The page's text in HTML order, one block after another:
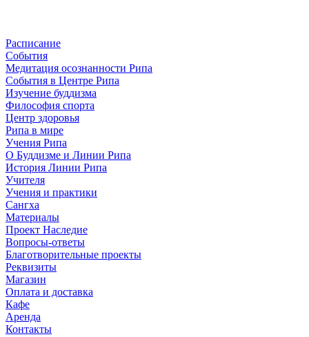
Расписание
События
Медитация осознанности Рипа
События в Центре Рипа
Изучение буддизма
Философия спорта
Центр здоровья
Рипа в мире
Учения Рипа
О Буддизме и Линии Рипа
История Линии Рипа
Учителя
Учения и практики
Сангха
Материалы
Проект Наследие
Вопросы-ответы
Благотворительные проекты
Реквизиты
Магазин
Оплата и доставка
Кафе
Аренда
Контакты